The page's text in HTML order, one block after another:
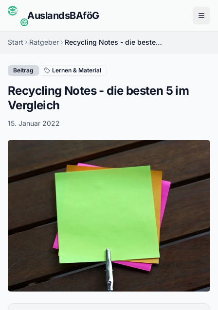
AuslandsBAföG
Start Ratgeber Recycling Notes - die besten 5 im Vergleich
Beitrag Lernen & Material
Recycling Notes - die besten 5 im
Vergleich
15. Januar 2022